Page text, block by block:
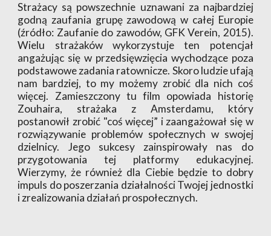
Strażacy są powszechnie uznawani za najbardziej
godną zaufania grupę zawodową w całej Europie
(źródło: Zaufanie do zawodów, GFK Verein, 2015).
Wielu strażaków wykorzystuje ten potencjał
angażując się w przedsięwzięcia wychodzące poza
podstawowe zadania ratownicze. Skoro ludzie ufają
nam bardziej, to my możemy zrobić dla nich coś
więcej. Zamieszczony tu film opowiada historię
Zouhaira, strażaka z Amsterdamu, który
postanowił zrobić "coś więcej” i zaangażował się w
rozwiązywanie problemów społecznych w swojej
dzielnicy. Jego sukcesy zainspirowały nas do
przygotowania tej platformy edukacyjnej.
Wierzymy, że również dla Ciebie będzie to dobry
impuls do poszerzania działalności Twojej jednostki
i zrealizowania działań prospołecznych.